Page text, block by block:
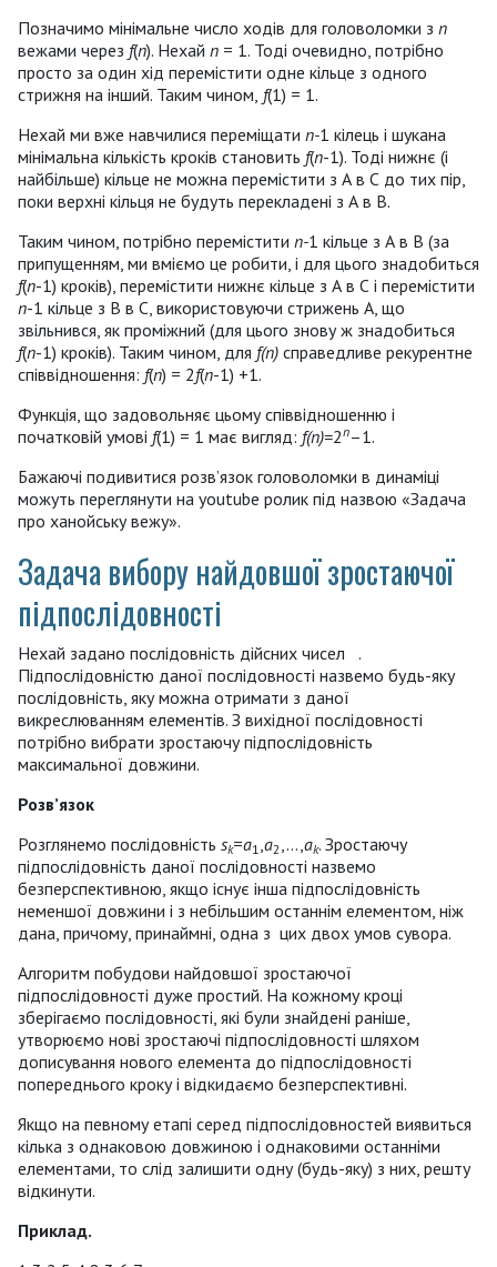
Позначимо мінімальне число ходів для головоломки з n
вежами через f(n). Нехай n = 1. Тоді очевидно, потрібно
просто за один хід перемістити одне кільце з одного
стрижня на інший. Таким чином, f(1) = 1.
Нехай ми вже навчилися переміщати n-1 кілець і шукана
мінімальна кількість кроків становить f(n-1). Тоді нижнє (і
найбільше) кільце не можна перемістити з А в С до тих пір,
поки верхні кільця не будуть перекладені з А в В.
Таким чином, потрібно перемістити n-1 кільце з А в В (за
припущенням, ми вміємо це робити, і для цього знадобиться
f(n-1) кроків), перемістити нижнє кільце з А в С і перемістити
n-1 кільце з В в С, використовуючи стрижень А, що
звільнився, як проміжний (для цього знову ж знадобиться
f(n-1) кроків). Таким чином, для f(n) справедливе рекурентне
співвідношення: f(n) = 2f(n-1) +1.
Функція, що задовольняє цьому співвідношенню і
початковій умові f(1) = 1 має вигляд: f(n)=2n–1.
Бажаючі подивитися розв’язок головоломки в динаміці
можуть переглянути на youtube ролик під назвою «Задача
про ханойську вежу».
Задача вибору найдовшої зростаючої
підпослідовності
Нехай задано послідовність дійсних чисел .
Підпослідовністю даної послідовності назвемо будь-яку
послідовність, яку можна отримати з даної
викреслюванням елементів. З вихідної послідовності
потрібно вибрати зростаючу підпослідовність
максимальної довжини.
Розв’язок
Розглянемо послідовність sk=a1,a2,…,ak. Зростаючу
підпослідовність даної послідовності назвемо
безперспективною, якщо існує інша підпослідовність
неменшої довжини і з небільшим останнім елементом, ніж
дана, причому, принаймні, одна з цих двох умов сувора.
Алгоритм побудови найдовшої зростаючої
підпослідовності дуже простий. На кожному кроці
зберігаємо послідовності, які були знайдені раніше,
утворюємо нові зростаючі підпослідовності шляхом
дописування нового елемента до підпослідовності
попереднього кроку і відкидаємо безперспективні.
Якщо на певному етапі серед підпослідовностей виявиться
кілька з однаковою довжиною і однаковими останніми
елементами, то слід залишити одну (будь-яку) з них, решту
відкинути.
Приклад.